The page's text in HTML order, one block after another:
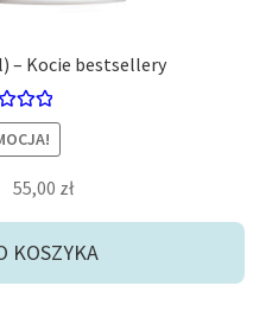
– Kocie bestsellery
na 5
Pierwotna
cena
wynosiła:
55,00 złAktualna
cena
wynosi:
KOSZYKA